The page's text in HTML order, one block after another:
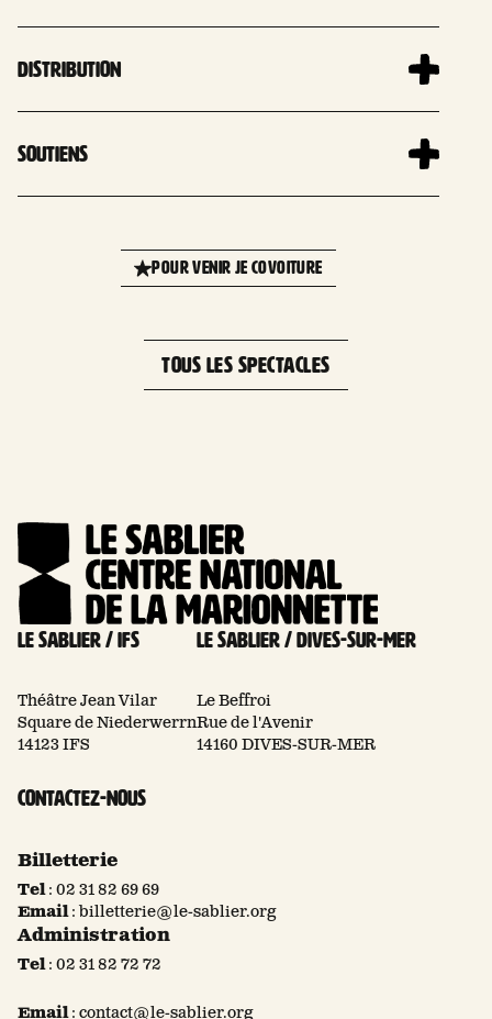
Distribution
Soutiens
Le Sablier - Centre national de la
marionnette, Ifs, France
POUR VENIR JE COVOITURE
TOUS LES SPECTACLES
Le Sablier / Ifs
Théâtre Jean Vilar
Square de Niederwerrn
14123 IFS
Le Sablier / Dives-sur-mer
Le Beffroi
Rue de l'Avenir
14160 DIVES-SUR-MER
Contactez-nous
Billetterie
Tel: 02 31 82 69 69
Email:billetterie@le-sablier.org
Administration
Tel: 02 31 82 72 72
Email: contact@le-sablier.org